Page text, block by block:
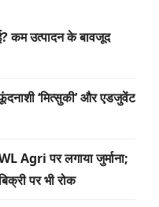
कम उत्पादन के बावजूद
‘मित्सुकी’ और एडजुवेंट
Agri पर लगाया जुर्माना;
पर भी रोक